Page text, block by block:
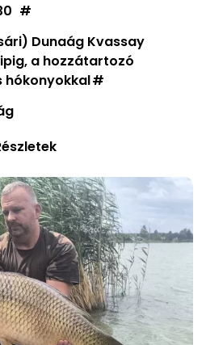
Dunaág Kvassay
a hozzátartozó
hókonyokkal